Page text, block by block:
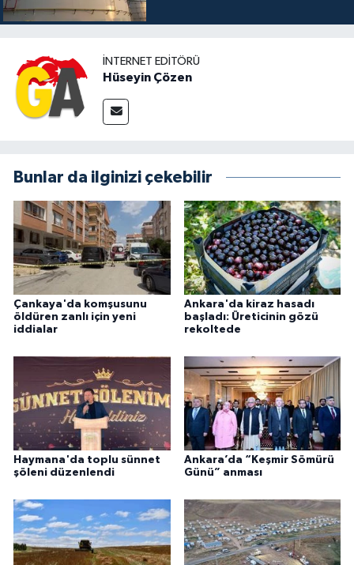
İNTERNET EDITÖRÜ
Hüseyin Çözen
Bunlar da ilginizi çekebilir
Çankaya'da komşusunu
öldüren zanlı için yeni
iddialar
Ankara'da kiraz hasadı
başladı: Üreticinin gözü
rekoltede
Haymana'da toplu sünnet
şöleni düzenlendi
Ankara’da “Keşmir Sömürü
Günü” anması